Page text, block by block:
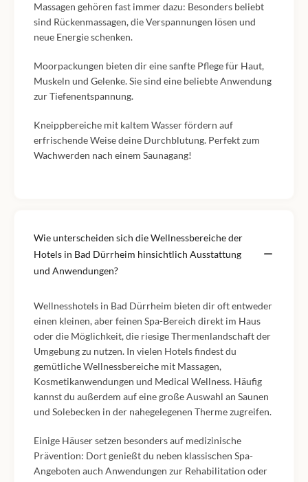
Massagen gehören fast immer dazu: Besonders beliebt
sind Rückenmassagen, die Verspannungen lösen und
neue Energie schenken.
Moorpackungen bieten dir eine sanfte Pflege für Haut,
Muskeln und Gelenke. Sie sind eine beliebte Anwendung
zur Tiefenentspannung.
Kneippbereiche mit kaltem Wasser fördern auf
erfrischende Weise deine Durchblutung. Perfekt zum
Wachwerden nach einem Saunagang!
Wie unterscheiden sich die Wellnessbereiche der
Hotels in Bad Dürrheim hinsichtlich Ausstattung
und Anwendungen?
Wellnesshotels in Bad Dürrheim bieten dir oft entweder
einen kleinen, aber feinen Spa-Bereich direkt im Haus
oder die Möglichkeit, die riesige Thermenlandschaft der
Umgebung zu nutzen. In vielen Hotels findest du
gemütliche Wellnessbereiche mit Massagen,
Kosmetikanwendungen und Medical Wellness. Häufig
kannst du außerdem auf eine große Auswahl an Saunen
und Solebecken in der nahegelegenen Therme zugreifen.
Einige Häuser setzen besonders auf medizinische
Prävention: Dort genießt du neben klassischen Spa-
Angeboten auch Anwendungen zur Rehabilitation oder